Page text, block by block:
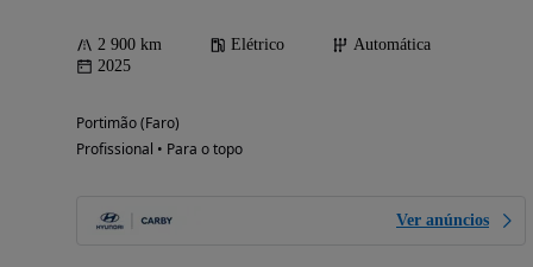
2 900 km Elétrico
Automática
2025
Portimão (Faro)
Profissional • Para o topo
Ver anúncios